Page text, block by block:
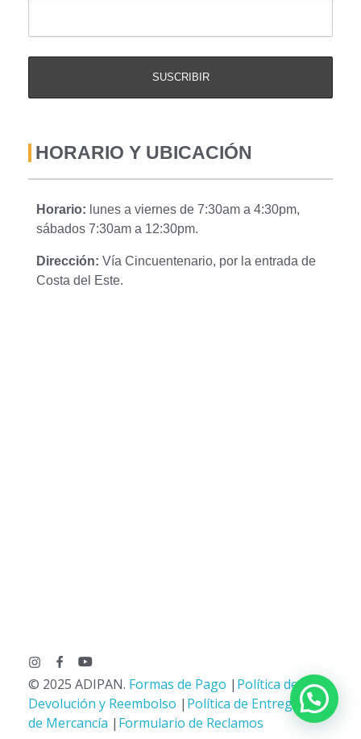
HORARIO Y UBICACIÓN
Horario: lunes a viernes de 7:30am a 4:30pm,
sábados 7:30am a 12:30pm.
Dirección: Vía Cincuentenario, por la entrada de
Costa del Este.
© 2025 ADIPAN. Formas de Pago | Política de
Devolución y Reembolso | Política de Entrega
de Mercancía | Formulario de Reclamos